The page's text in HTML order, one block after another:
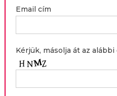
Email cím
Kérjük, másolja át az